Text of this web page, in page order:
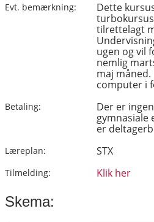
Evt. bemærkning:
Dette
tilrettelagt
ugen og vil
nemlig
maj
computer i
Betaling:
Der er
gymnasiale
er
Læreplan: STX
Tilmelding: Klik her
Skema: